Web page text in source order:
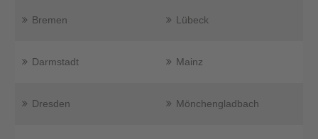
Bremen
Darmstadt
Dresden
Lübeck
Mainz
Mönchengladbach